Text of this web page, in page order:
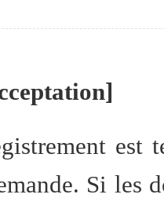
est
Si les